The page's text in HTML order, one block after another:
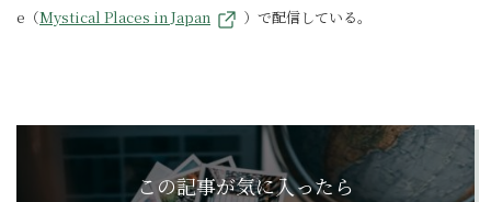
e（Mystical Places in Japan ）で配信している。
この記事が気に入ったら